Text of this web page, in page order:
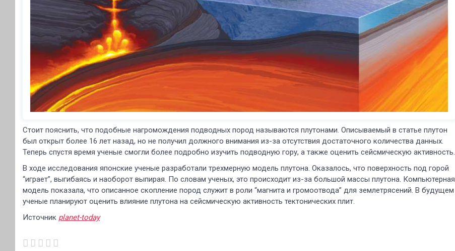
Стоит пояснить, что подобные нагромождения подводных пород называются плутонами. Описываемый в статье плутон
был открыт более 16 лет назад, но не получил должного внимания из-за отсутствия достаточного количества данных.
Теперь спустя время ученые смогли более подробно изучить подводную гору, а также оценить сейсмическую активность.
В ходе исследования японские ученые разработали трехмерную модель плутона. Оказалось, что поверхность под горой
“играет”, выгибаясь и наоборот выпирая. По словам ученых, это происходит из-за большой массы плутона. Компьютерная
модель показала, что описанное скопление пород служит в роли “магнита и громоотвода” для землетрясений. В будущем
ученые планируют оценить влияние плутона на сейсмическую активность тектонических плит.
Источник planet-today